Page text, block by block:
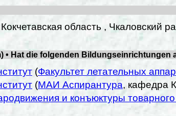
область , Чкаловский
• Hat die folgenden Bildungseinrichtungen
(Факультет летательных
(МАИ Аспирантура, кафедра
и конъюктуры